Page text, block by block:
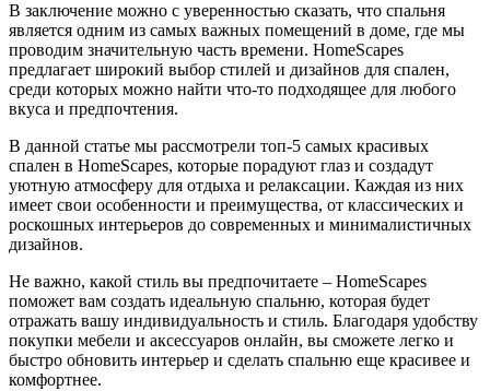
В заключение можно с уверенностью сказать, что спальня
является одним из самых важных помещений в доме, где мы
проводим значительную часть времени. HomeScapes
предлагает широкий выбор стилей и дизайнов для спален,
среди которых можно найти что-то подходящее для любого
вкуса и предпочтения.
В данной статье мы рассмотрели топ-5 самых красивых
спален в HomeScapes, которые порадуют глаз и создадут
уютную атмосферу для отдыха и релаксации. Каждая из них
имеет свои особенности и преимущества, от классических и
роскошных интерьеров до современных и минималистичных
дизайнов.
Не важно, какой стиль вы предпочитаете – HomeScapes
поможет вам создать идеальную спальню, которая будет
отражать вашу индивидуальность и стиль. Благодаря удобству
покупки мебели и аксессуаров онлайн, вы сможете легко и
быстро обновить интерьер и сделать спальню еще красивее и
комфортнее.